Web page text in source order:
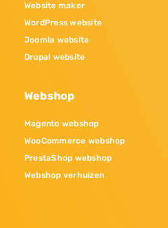
Website maker
WordPress website
Joomla website
Drupal website
Webshop
Magento webshop
WooCommerce webshop
PrestaShop webshop
Webshop verhuizen